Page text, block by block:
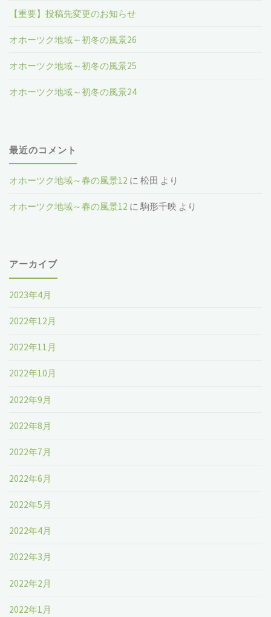
【重要】投稿先変更のお知らせ
オホーツク地域～初冬の風景26
オホーツク地域～初冬の風景25
オホーツク地域～初冬の風景24
最近のコメント
オホーツク地域～春の風景12 に松田 より
オホーツク地域～春の風景12 に駒形千映 より
アーカイブ
2023年4月
2022年12月
2022年11月
2022年10月
2022年9月
2022年8月
2022年7月
2022年6月
2022年5月
2022年4月
2022年3月
2022年2月
2022年1月